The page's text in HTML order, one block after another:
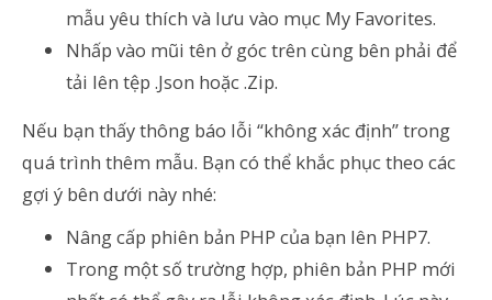
mẫu yêu thích và lưu vào mục My Favorites.
Nhấp vào mũi tên ở góc trên cùng bên phải để
tải lên tệp .Json hoặc .Zip.
Nếu bạn thấy thông báo lỗi “không xác định” trong
quá trình thêm mẫu. Bạn có thể khắc phục theo các
gợi ý bên dưới này nhé:
Nâng cấp phiên bản PHP của bạn lên PHP7.
Trong một số trường hợp, phiên bản PHP mới